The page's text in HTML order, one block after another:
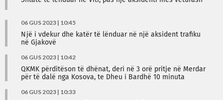
06 GUS 2023 | 10:45
Një i vdekur dhe katër të lënduar në një aksident trafiku
në Gjakovë
06 GUS 2023 | 10:42
QKMK përditëson të dhënat, deri në 3 orë pritje në Merdar
për të dalë nga Kosova, te Dheu i Bardhë 10 minuta
06 GUS 2023 | 10:33